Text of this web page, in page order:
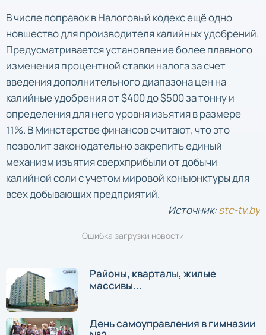
В числе поправок в Налоговый кодекс ещё одно
новшество для производителя калийных удобрений.
Предусматривается установление более плавного
изменения процентной ставки налога за счет
введения дополнительного диапазона цен на
калийные удобрения от $400 до $500 за тонну и
определения для него уровня изъятия в размере
11%. В Минстерстве финансов считают, что это
позволит законодательно закрепить единый
механизм изъятия сверхприбыли от добычи
калийной соли с учетом мировой конъюнктуры для
всех добывающих предприятий.
Источник:stc-tv.by
Ошибка загрузки новости
Районы, кварталы, жилые
массивы...
День самоуправления в гимназии